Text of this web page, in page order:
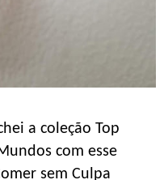
a coleção Top
com esse
sem Culpa